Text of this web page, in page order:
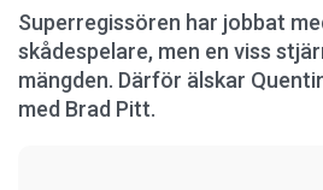
Superregissören har jobbat
skådespelare, men en viss
mängden. Därför älskar
med Brad Pitt.